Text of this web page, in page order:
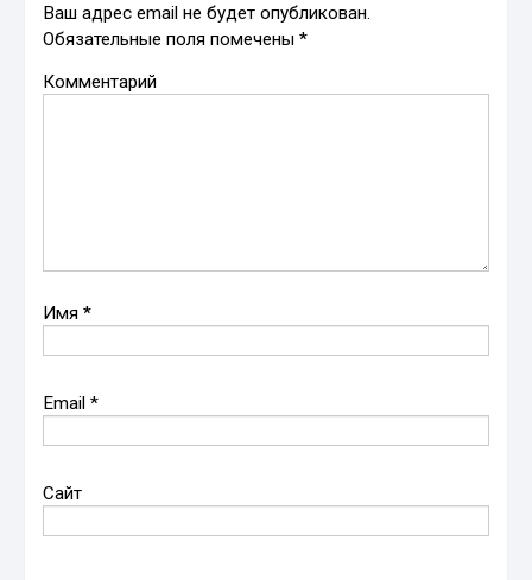
Ваш адрес email не будет опубликован.
Обязательные поля помечены*
Комментарий
Имя*
Email*
Сайт